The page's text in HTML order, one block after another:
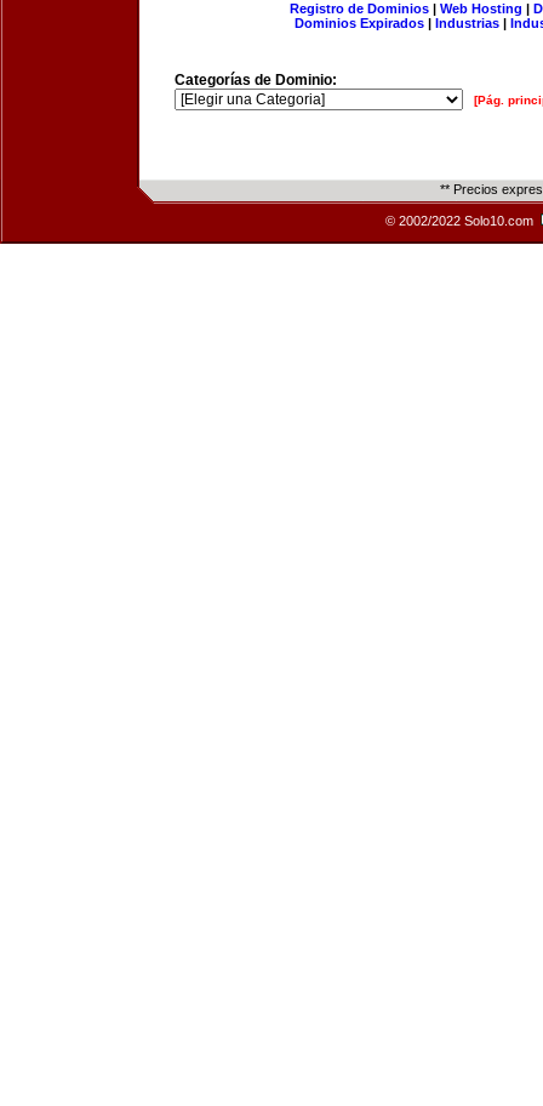
Registro de Dominios| Web Hosting |
Dominios Expirados | Industrias |
Categorías de Dominio:
[Pág.
** Precios
© 2002/2022 Solo10.com